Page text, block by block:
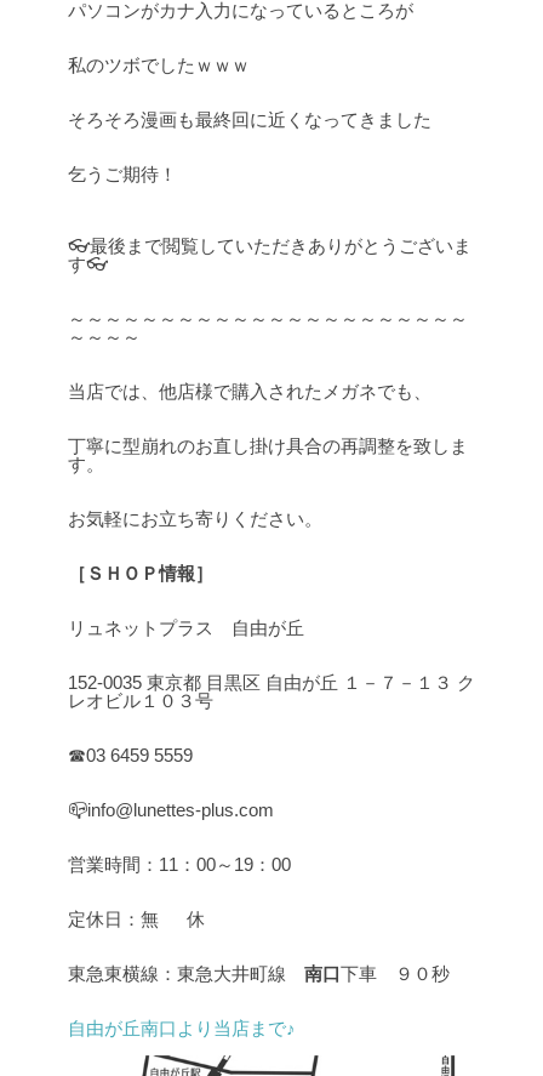
パソコンがカナ入力になっているところが
私のツボでしたｗｗｗ
そろそろ漫画も最終回に近くなってきました
乞うご期待！
👓最後まで閲覧していただきありがとうございま
す👓
～～～～～～～～～～～～～～～～～～～～～～
～～～～
当店では、他店様で購入されたメガネでも、
丁寧に型崩れのお直し掛け具合の再調整を致しま
す。
お気軽にお立ち寄りください。
［ＳＨＯＰ情報］
リュネットプラス 自由が丘
152-0035 東京都 目黒区 自由が丘 １－７－１３ ク
レオビル１０３号
☎03 6459 5559
📪info@lunettes-plus.com
営業時間：11：00～19：00
定休日：無 休
東急東横線：東急大井町線 南口下車 ９０秒
自由が丘南口より当店まで♪